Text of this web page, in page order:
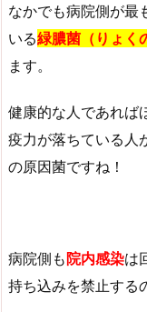
なかでも病院側が最
いる緑膿菌（りょく
ます。
健康的な人であれば
疫力が落ちている人
の原因菌ですね！
病院側も 院内感染は
持ち込みを禁止する